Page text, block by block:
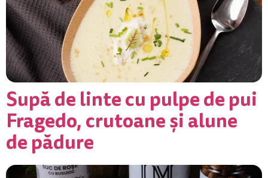
Supă de linte cu pulpe de pui
Fragedo, crutoane și alune
de pădure